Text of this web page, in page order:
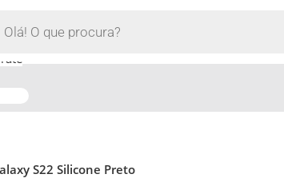
S22 Silicone Preto